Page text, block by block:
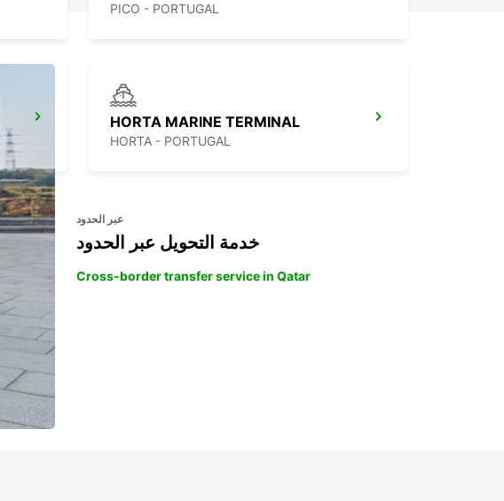
PICO - PORTUGAL
HORTA MARINE TERMINAL
HORTA - PORTUGAL
عبر الحدود
خدمة التحويل عبر الحدود
Cross-border transfer service in Qatar